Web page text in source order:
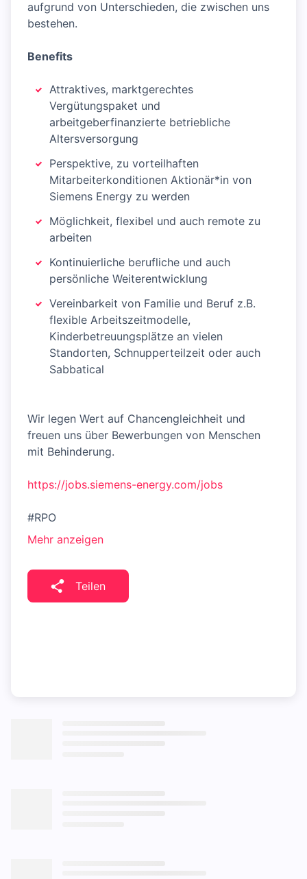
aufgrund von Unterschieden, die zwischen uns
bestehen.
Benefits
Attraktives, marktgerechtes
Vergütungspaket und
arbeitgeberfinanzierte betriebliche
Altersversorgung
Perspektive, zu vorteilhaften
Mitarbeiterkonditionen Aktionär*in von
Siemens Energy zu werden
Möglichkeit, flexibel und auch remote zu
arbeiten
Kontinuierliche berufliche und auch
persönliche Weiterentwicklung
Vereinbarkeit von Familie und Beruf z.B.
flexible Arbeitszeitmodelle,
Kinderbetreuungsplätze an vielen
Standorten, Schnupperteilzeit oder auch
Sabbatical
Wir legen Wert auf Chancengleichheit und
freuen uns über Bewerbungen von Menschen
mit Behinderung.
https://jobs.siemens-energy.com/jobs
#RPO
Mehr anzeigen
Teilen